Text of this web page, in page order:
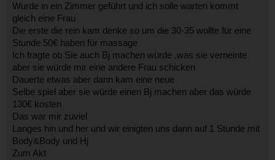
Wurde in ein Zimmer geführt und ich solle warten kommt
gleich eine Frau
Die erste die rein kam denke so um die 30-35 wollte für eine
Stunde 50€ haben für massage
Ich fragte ob Sie auch Bj machen würde ,was sie verneinte
aber sie würde mir eine andere Frau schicken
Dauerte etwas aber dann kam eine neue
Selbe spiel aber sie würde einen Bj machen aber das würde
130€ kosten
Das war mir zuviel
Langes hin und her und wir einigten uns dann auf 1 Stunde mit
Body&Body und Hj
Zum Akt